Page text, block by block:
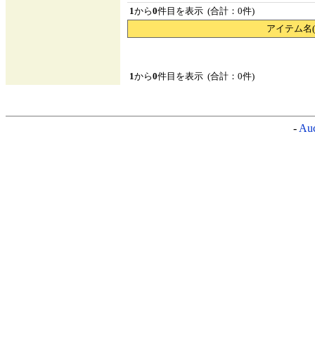
1から0件目を表示 (合計：0件)
アイテム名
1から0件目を表示 (合計：0件)
-